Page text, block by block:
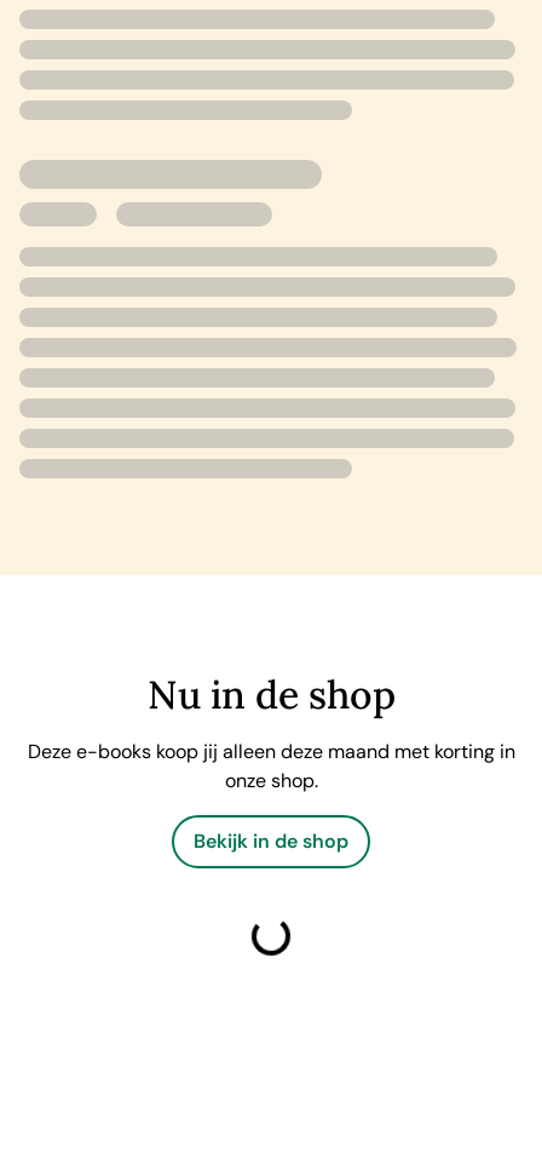
Nu in de shop
Deze e-books koop jij alleen deze maand met korting in
onze shop.
Bekijk in de shop
laden